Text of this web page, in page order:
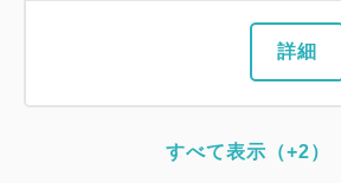
詳細
すべて表示（+2）